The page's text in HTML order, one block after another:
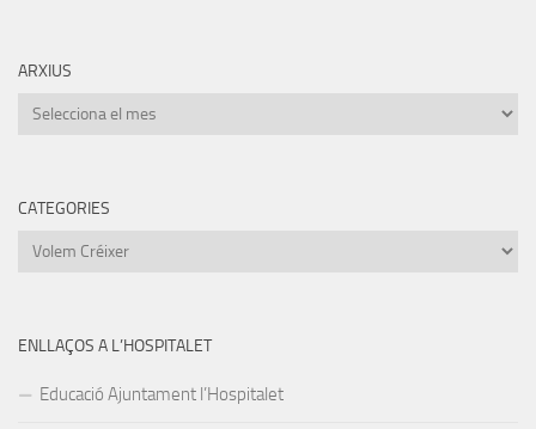
ARXIUS
Arxius
CATEGORIES
Categories
ENLLAÇOS A L’HOSPITALET
Educació Ajuntament l’Hospitalet